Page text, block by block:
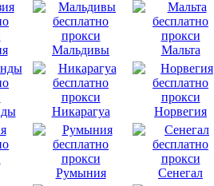
Мальдивы Мальта
Никарагуа Норвегия
Румыния Сенегал